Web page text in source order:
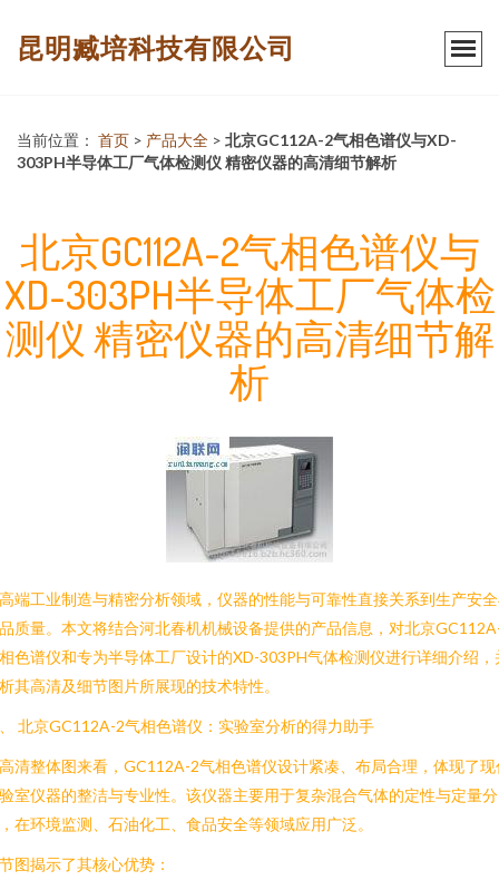
昆明臧培科技有限公司
当前位置： 首页 > 产品大全 > 北京GC112A-2气相色谱仪与XD-
303PH半导体工厂气体检测仪 精密仪器的高清细节解析
北京GC112A-2气相色谱仪与
XD-303PH半导体工厂气体检
测仪 精密仪器的高清细节解
析
端工业制造与精密分析领域，仪器的性能与可靠性直接关系到生产安
质量。本文将结合河北春机机械设备提供的产品信息，对北京
色谱仪和专为半导体工厂设计的XD-303PH气体检测仪进行详细介绍，
其高清及细节图片所展现的技术特性。
北京GC112A-2气相色谱仪：实验室分析的得力助手
清整体图来看，GC112A-2气相色谱仪设计紧凑、布局合理，体现了现
室仪器的整洁与专业性。该仪器主要用于复杂混合气体的定性与定量分
在环境监测、石油化工、食品安全等领域应用广泛。
图揭示了其核心优势：